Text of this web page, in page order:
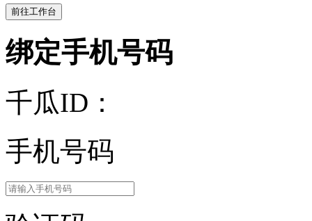
前往工作台
绑定手机号码
千瓜ID：
手机号码